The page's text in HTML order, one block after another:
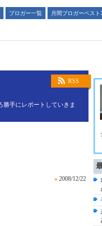
ブロガー一覧
月間ブロガーベス
RSS
手にレポートしていきま
» 2008/12/22